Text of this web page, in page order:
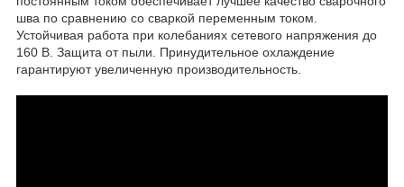
шва по сравнению со сваркой переменным током.
Устойчивая работа при колебаниях сетевого напряжения до
160 В. Защита от пыли. Принудительное охлаждение
гарантируют увеличенную производительность.